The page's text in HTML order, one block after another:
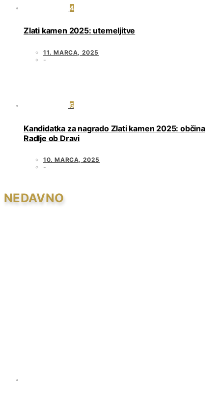
4
Zlati kamen 2025: utemeljitve
11. MARCA, 2025
5
Kandidatka za nagrado Zlati kamen 2025: občina
Radlje ob Dravi
10. MARCA, 2025
NEDAVNO